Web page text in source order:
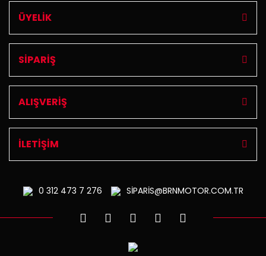
ÜYELİK
SİPARİŞ
ALIŞVERİŞ
İLETİŞİM
0 312473 7 276 SİPARİS@BRNMOTOR.COM.TR